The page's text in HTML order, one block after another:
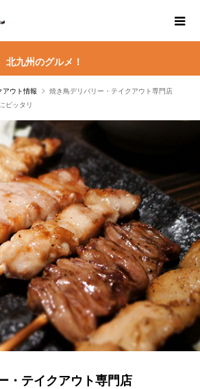
北九州のグルメ！
アウト情報
焼き鳥デリバリー・テイクアウト専門店
ピッタリ
・テイクアウト専門店